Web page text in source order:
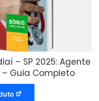
– SP 2025: Agente
Guia Completo